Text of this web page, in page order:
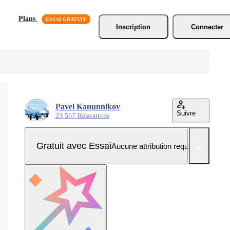
Plans
Inscription
Connecter
Pavel Kanunnikov
23 557 Ressources Suivre
Gratuit avec EssaiAucune attribution requise